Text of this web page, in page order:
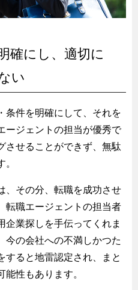
確にし、適切に
い
条件を明確にして、それを
ージェントの担当が優秀で
させることができず、無駄
、その分、転職を成功させ
転職エージェントの担当者
企業探しを手伝ってくれま
今の会社への不満しかつた
すると地雷認定され、まと
能性もあります。